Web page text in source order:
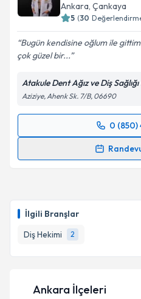
İlgili Branşlar
Diş Hekimi
2
Ankara, Çankaya
5 (30
Bugün kendisine oğlum ile
çok güzel bir...
Atakule Dent Ağız ve Diş
Aziziye, Ahenk Sk. 7/B, 06690
0 (850)
Randevu Takvimi
E-posta Adresiniz
Kişisel verilerimin
Metni'ni okudum ve
Ankara İlçeleri